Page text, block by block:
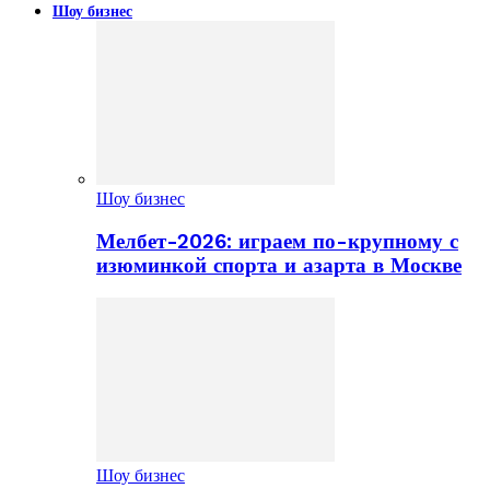
Шоу бизнес
Шоу бизнес
Мелбет-2026: играем по-крупному с
изюминкой спорта и азарта в Москве
Шоу бизнес